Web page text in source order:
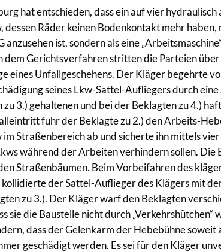
hat entschieden, dass ein auf vier
Räder keinen Bodenkontakt mehr haben,
anzusehen ist, sondern als eine
dem Gerichtsverfahren stritten die Parteien über
eines Unfallgeschehens. Der Kläger begehrte
seines Lkw-Sattel-Aufliegers durch
3.) gehaltenen und bei der Beklagten zu 4.)
fuhr der Beklagte zu 2.) den Arbeits-
Straßenbereich ab und sicherte ihn mittels
während der Arbeiten verhindern sollen. Die
Straßenbäumen. Beim Vorbeifahren des
der Sattel-Auflieger des Klägers mit
zu 3.). Der Kläger warf den Beklagten
sie die Baustelle nicht durch „Verkehrshütchen“
dass der Gelenkarm der Hebebühne soweit
geschädigt werden. Es sei für den Kläger